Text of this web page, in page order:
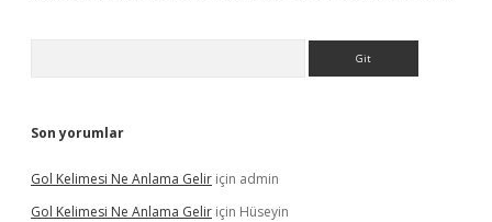
Son yorumlar
Gol Kelimesi Ne Anlama Gelir için admin
Gol Kelimesi Ne Anlama Gelir için Hüseyin